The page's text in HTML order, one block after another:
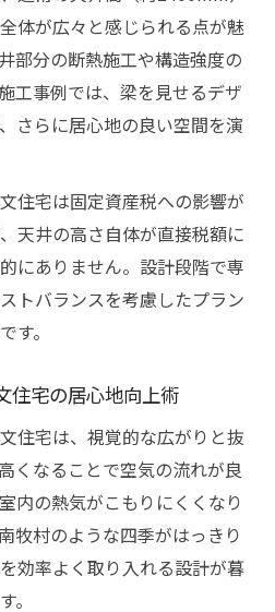
体が広々と感じられる点が魅
部分の断熱施工や構造強度の
工事例では、梁を見せるデザ
さらに居心地の良い空間を演
住宅は固定資産税への影響が
天井の高さ自体が直接税額に
にありません。設計段階で専
トバランスを考慮したプラン
す。
住宅の居心地向上術
住宅は、視覚的な広がりと抜
くなることで空気の流れが良
内の熱気がこもりにくくなり
牧村のような四季がはっきり
効率よく取り入れる設計が暮
。